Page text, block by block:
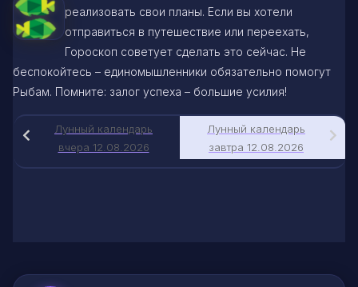
реализовать свои планы. Если вы хотели
отправиться в путешествие или переехать,
Гороскоп советует сделать это сейчас. Не
беспокойтесь – единомышленники обязательно помогут
Рыбам. Помните: залог успеха – большие усилия!
Лунный календарь
завтра 12.08.2026
Лунный календарь
вчера 12.08.2026